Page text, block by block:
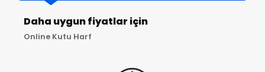
Daha uygun fiyatlar için
Online Kutu Harf